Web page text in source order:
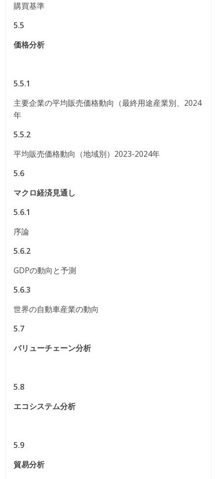
購買基準
5.5
価格分析
5.5.1
主要企業の平均販売価格動向（最終用途産業別、2024
年
5.5.2
平均販売価格動向（地域別）2023-2024年
5.6
マクロ経済見通し
5.6.1
序論
5.6.2
GDPの動向と予測
5.6.3
世界の自動車産業の動向
5.7
バリューチェーン分析
5.8
エコシステム分析
5.9
貿易分析